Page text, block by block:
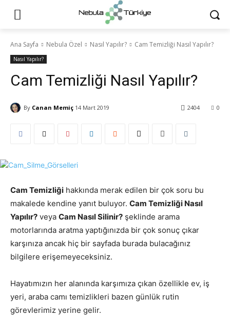
Ana Sayfa Nebula Özel Nasıl Yapılır? Cam Temizliği Nasıl Yapılır?
Nasıl Yapılır?
Cam Temizliği Nasıl Yapılır?
By Canan Memiç 14 Mart 2019 0
2404
Cam Temizliği hakkında merak edilen bir çok soru bu
makalede kendine yanıt buluyor. Cam Temizliği Nasıl
Yapılır? veya Cam Nasıl Silinir? şeklinde arama
motorlarında aratma yaptığınızda bir çok sonuç çıkar
karşınıza ancak hiç bir sayfada burada bulacağınız
bilgilere erişemeyeceksiniz.
Hayatımızın her alanında karşımıza çıkan özellikle ev, iş
yeri, araba camı temizlikleri bazen günlük rutin
görevlerimiz yerine gelir.